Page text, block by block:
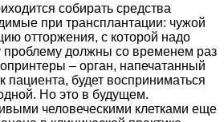
собирать средства
при трансплантации: чужой
отторжения, с которой надо
проблему должны со временем раз
– орган, напечатанный
пациента, будет восприниматься
Но это в будущем.
человеческими клетками еще